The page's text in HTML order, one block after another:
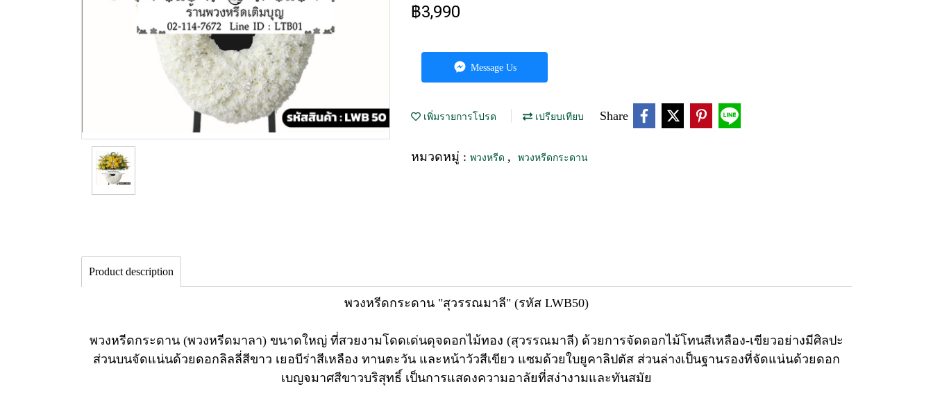
฿3,990
Message Us
เพิ่มรายการโปรด เปรียบเทียบ Share
หมวดหมู่ : พวงหรีด , พวงหรีดกระดาน
Product description
พวงหรีดกระดาน "สุวรรณมาลี" (รหัส LWB50)
พวงหรีดกระดาน (พวงหรีดมาลา) ขนาดใหญ่ ที่สวยงามโดดเด่นดุจดอกไม้ทอง (สุวรรณมาลี) ด้วยการจัดดอกไม้โทนสีเหลือง-เขียวอย่างมีศิลปะ
ส่วนบนจัดแน่นด้วยดอกลิลลี่สีขาว เยอบีร่าสีเหลือง ทานตะวัน และหน้าวัวสีเขียว แซมด้วยใบยูคาลิปตัส ส่วนล่างเป็นฐานรองที่จัดแน่นด้วยดอก
เบญจมาศสีขาวบริสุทธิ์ เป็นการแสดงความอาลัยที่สง่างามและทันสมัย